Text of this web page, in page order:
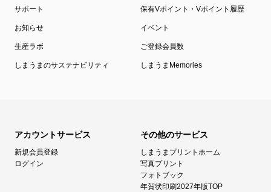
サポート 保有Vポイント・Vポイント履歴
お知らせ イベント
生産ラボ ご登録会員数
しまうまのサステナビリティ しまうまMemories
アカウントサービス
新規会員登録
ログイン
その他のサービス
しまうまプリントホーム
写真プリント
フォトブック
年賀状印刷2027年版TOP